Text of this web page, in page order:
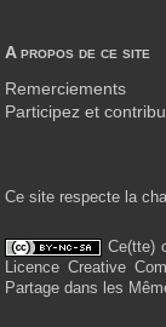
A propos de ce site
Remerciements
Participez et
Ce site respecte la
Ce(tte)
Licence Creative
Partage dans les